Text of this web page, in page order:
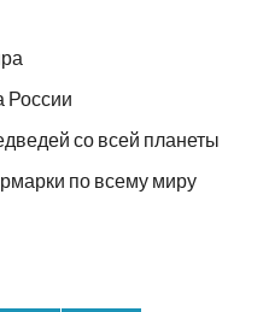
России
со всей планеты
по всему миру